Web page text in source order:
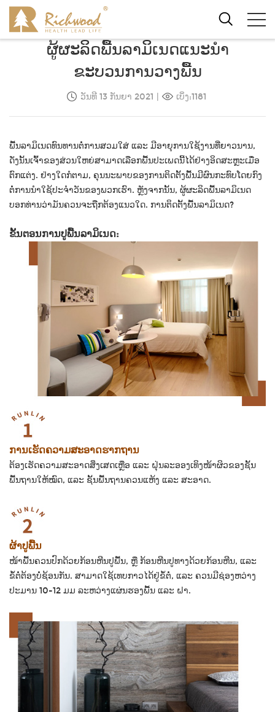
ຜູ້ຜະລິດພື້ນລາມິເນດແນະນຳ
ຂະບວນການວາງພື້ນ
ວັນທີ 13 ກັນຍາ 2021 ເບິ່ງ:1181
ພື້ນລາມິເນດທົນທານຕໍ່ການສວມໃສ່ ແລະ ມີອາຍຸການໃຊ້ງານທີ່ຍາວນານ,
ດັ່ງນັ້ນເຈົ້າຂອງສ່ວນໃຫຍ່ສາມາດເລືອກພື້ນປະເພດນີ້ໄດ້ຢ່າງອິດສະຫຼະເມື່ອ
ຕົກແຕ່ງ. ຢ່າງໃດກໍຕາມ, ຄຸນນະພາບຂອງການຕິດຕັ້ງພື້ນມີຜົນກະທົບໂດຍກົງ
ຕໍ່ການນຳໃຊ້ປະຈຳວັນຂອງພວກເຮົາ. ຫຼັງຈາກນັ້ນ, ຜູ້ຜະລິດພື້ນລາມິເນດ
ບອກທ່ານວ່າມັນຄວນຈະຖືກຕ້ອງແນວໃດ. ການຕິດຕັ້ງພື້ນລາມິເນດ?
ຂັ້ນຕອນການປູພື້ນລາມິເນດ:
ການເຮັດຄວາມສະອາດຮາກຖານ
ຕ້ອງເຮັດຄວາມສະອາດສິ່ງເສດເຫຼືອ ແລະ ຝຸ່ນລະອອງເທິງໜ້າຜິວຂອງຊັ້ນ
ພື້ນຖານໃຫ້ໝົດ, ແລະ ຊັ້ນພື້ນຖານຄວນແຫ້ງ ແລະ ສະອາດ.
ຜ້າປູພື້ນ
ໜ້າພື້ນຄວນປົກດ້ວຍກ້ອນຫີນປູພື້ນ, ຫຼື ກ້ອນຫີນປູທາງດ້ວຍກ້ອນຫີນ, ແລະ
ຂໍ້ຕໍ່ຕ້ອງບໍ່ຊ້ອນກັນ. ສາມາດໃຊ້ເທບກາວໄດ້ຢູ່ຂໍ້ຕໍ່, ແລະ ຄວນມີຊ່ອງຫວ່າງ
ປະມານ 10-12 ມມ ລະຫວ່າງແຜ່ນຮອງພື້ນ ແລະ ຝາ.